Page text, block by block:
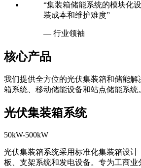
“集装箱储能系统的模块化
装成本和维护难度”
— 行业领袖
核心产品
我们提供全方位的光伏集装箱和储能解
箱系统、移动储能设备和站点储能系统
光伏集装箱系统
50kW-500kW
光伏集装箱系统采用标准化集装箱设
板、支架系统和发电设备。专为工商业